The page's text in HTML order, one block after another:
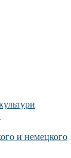
и немецкого